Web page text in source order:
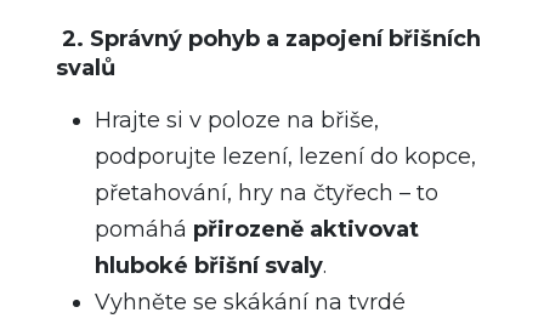
2. Správný pohyb a zapojení břišních
svalů
Hrajte si v poloze na břiše,
podporujte lezení, lezení do kopce,
přetahování, hry na čtyřech – to
pomáhá přirozeně aktivovat
hluboké břišní svaly.
Vyhněte se skákání na tvrdé